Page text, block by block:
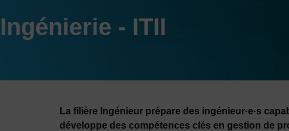
Ingénierie - ITII
La filière Ingénieur prépare des ingénieur·e·s
développe des compétences clés en gestion de